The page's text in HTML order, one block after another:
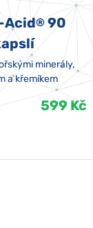
®90
minerály,
a křemíkem
599 Kč